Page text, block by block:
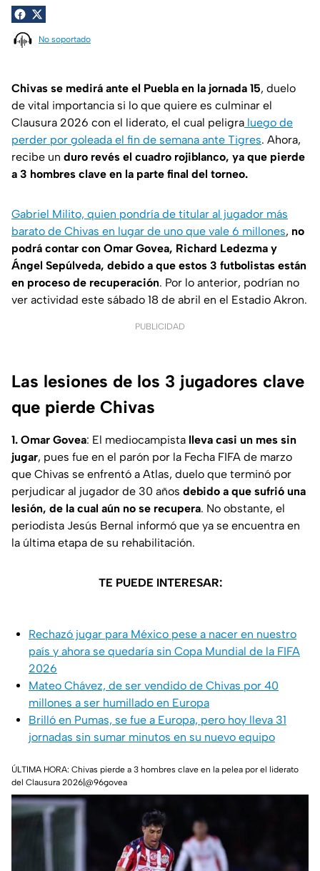
No soportado
Chivas se medirá ante el Puebla en la jornada 15, duelo
de vital importancia si lo que quiere es culminar el
Clausura 2026 con el liderato, el cual peligra luego de
perder por goleada el fin de semana ante Tigres. Ahora,
recibe un duro revés el cuadro rojiblanco, ya que pierde
a 3 hombres clave en la parte final del torneo.
Gabriel Milito, quien pondría de titular al jugador más
barato de Chivas en lugar de uno que vale 6 millones, no
podrá contar con Omar Govea, Richard Ledezma y
Ángel Sepúlveda, debido a que estos 3 futbolistas están
en proceso de recuperación. Por lo anterior, podrían no
ver actividad este sábado 18 de abril en el Estadio Akron.
PUBLICIDAD
Las lesiones de los 3 jugadores clave
que pierde Chivas
1. Omar Govea: El mediocampista lleva casi un mes sin
jugar, pues fue en el parón por la Fecha FIFA de marzo
que Chivas se enfrentó a Atlas, duelo que terminó por
perjudicar al jugador de 30 años debido a que sufrió una
lesión, de la cual aún no se recupera. No obstante, el
periodista Jesús Bernal informó que ya se encuentra en
la última etapa de su rehabilitación.
TE PUEDE INTERESAR:
Rechazó jugar para México pese a nacer en nuestro
país y ahora se quedaría sin Copa Mundial de la FIFA
2026
Mateo Chávez, de ser vendido de Chivas por 40
millones a ser humillado en Europa
Brilló en Pumas, se fue a Europa, pero hoy lleva 31
jornadas sin sumar minutos en su nuevo equipo
ÚLTIMA HORA: Chivas pierde a 3 hombres clave en la pelea por el liderato
del Clausura 2026|@96govea